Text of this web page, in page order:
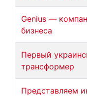
Genius —
бизнеса
Первый
трансформер
Представляем